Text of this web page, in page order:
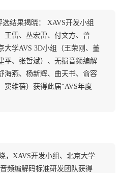
选结果揭晓： XAVS开发小组
王雷、丛宏雷、付文方、曾
大学AVS 3D小组（王荣刚、董
平、张哲斌）、无损音频编解
海燕、杨新辉、曲天书、俞容
窦维蓓）获得此届“AVS年度
，XAVS开发小组、北京大学
频编解码标准研发团队获得